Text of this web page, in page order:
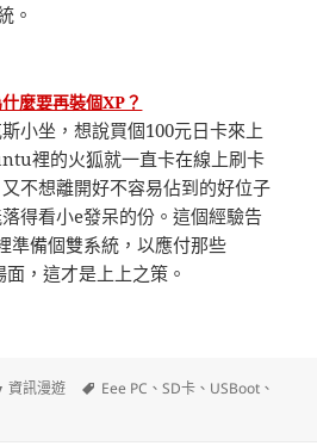
。
麼要再裝個XP？
小坐，想說買個100元日卡來上
裡的火狐就一直卡在線上刷卡
不想離開好不容易佔到的好位子
得看小e發呆的份。這個經驗告
準備個雙系統，以應付那些
，這才是上上之策。
裝進SD卡
分
資訊漫遊
標
Eee PC 、SD卡 、 USBoot 、
SD卡〉中